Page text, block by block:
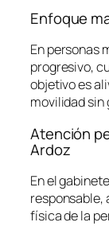
Enfoque
En personas
progresivo,
objetivo es
movilidad sin
Atención
Ardoz
En el
responsable,
física de la